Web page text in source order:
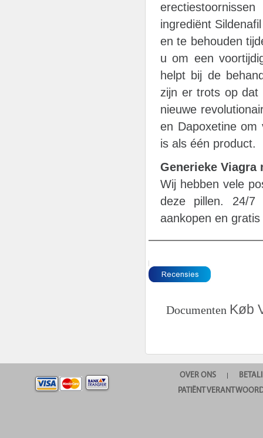
ingrediënt
en te behouden
u om een
helpt bij de
zijn er trots op dat
nieuwe
en Dapoxetine om
is als één product.
Generieke Viagra
Wij hebben vele
deze pillen. 24/7
aankopen en
Documenten Køb
OVER ONS |
PATIËNT